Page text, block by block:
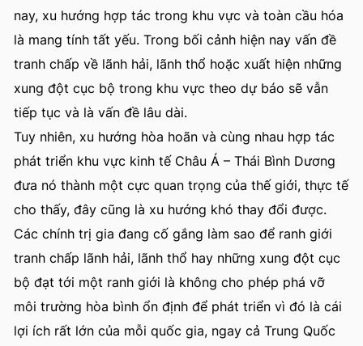
nay, xu hướng hợp tác trong khu vực và toàn cầu hóa
là mang tính tất yếu. Trong bối cảnh hiện nay vấn đề
tranh chấp về lãnh hải, lãnh thổ hoặc xuất hiện những
xung đột cục bộ trong khu vực theo dự báo sẽ vẫn
tiếp tục và là vấn đề lâu dài.
Tuy nhiên, xu hướng hòa hoãn và cùng nhau hợp tác
phát triển khu vực kinh tế Châu Á – Thái Bình Dương
đưa nó thành một cực quan trọng của thế giới, thực tế
cho thấy, đây cũng là xu hướng khó thay đổi được.
Các chính trị gia đang cố gắng làm sao để ranh giới
tranh chấp lãnh hải, lãnh thổ hay những xung đột cục
bộ đạt tới một ranh giới là không cho phép phá vỡ
môi trường hòa bình ổn định để phát triển vì đó là cái
lợi ích rất lớn của mỗi quốc gia, ngay cả Trung Quốc